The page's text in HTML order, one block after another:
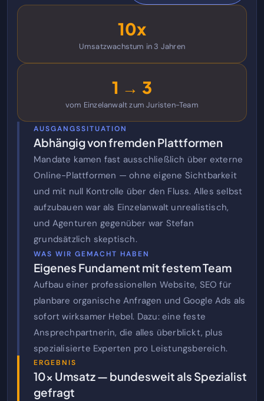
10x
Umsatzwachstum in 3 Jahren
1 → 3
vom Einzelanwalt zum Juristen-Team
AUSGANGSSITUATION
Abhängig von fremden Plattformen
Mandate kamen fast ausschließlich über externe
Online-Plattformen — ohne eigene Sichtbarkeit
und mit null Kontrolle über den Fluss. Alles selbst
aufzubauen war als Einzelanwalt unrealistisch,
und Agenturen gegenüber war Stefan
grundsätzlich skeptisch.
WAS WIR GEMACHT HABEN
Eigenes Fundament mit festem Team
Aufbau einer professionellen Website, SEO für
planbare organische Anfragen und Google Ads als
sofort wirksamer Hebel. Dazu: eine feste
Ansprechpartnerin, die alles überblickt, plus
spezialisierte Experten pro Leistungsbereich.
ERGEBNIS
10× Umsatz — bundesweit als Spezialist
gefragt